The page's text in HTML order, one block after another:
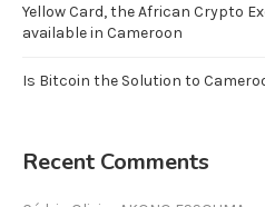
Yellow Card, the African Crypto
available in Cameroon
Is Bitcoin the Solution to
Recent Comments